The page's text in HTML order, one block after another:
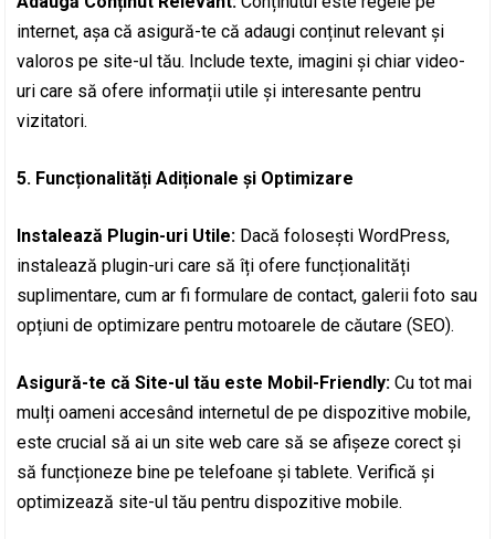
internet, așa că asigură-te că adaugi conținut relevant și
valoros pe site-ul tău. Include texte, imagini și chiar video-
uri care să ofere informații utile și interesante pentru
vizitatori.
5. Funcționalități Adiționale și Optimizare
Instalează Plugin-uri Utile: Dacă folosești WordPress,
instalează plugin-uri care să îți ofere funcționalități
suplimentare, cum ar fi formulare de contact, galerii foto sau
opțiuni de optimizare pentru motoarele de căutare (SEO).
Asigură-te că Site-ul tău este Mobil-Friendly: Cu tot mai
mulți oameni accesând internetul de pe dispozitive mobile,
este crucial să ai un site web care să se afișeze corect și
să funcționeze bine pe telefoane și tablete. Verifică și
optimizează site-ul tău pentru dispozitive mobile.